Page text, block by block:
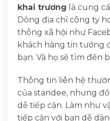
khai trương là cung
Dòng địa chỉ công ty
thông xã hội như
khách hàng tin tưởng
bạn. Và họ sẽ tìm đến
Thông tin liên hệ
của standee, nhưng
dễ tiếp cận. Làm như
tiếp cận với bạn dễ